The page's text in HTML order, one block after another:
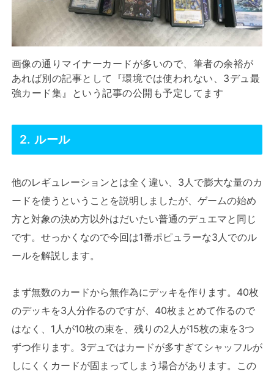
画像の通りマイナーカードが多いので、筆者の余裕が
あれば別の記事として『環境では使われない、3デュ最
強カード集』という記事の公開も予定してます
2. ルール
他のレギュレーションとは全く違い、3人で膨大な量のカ
ードを使うということを説明しましたが、ゲームの始め
方と対象の決め方以外はだいたい普通のデュエマと同じ
です。せっかくなので今回は1番ポピュラーな3人でのル
ールを解説します。
まず無数のカードから無作為にデッキを作ります。40枚
のデッキを3人分作るのですが、40枚まとめて作るので
はなく、1人が10枚の束を、残りの2人が15枚の束を3つ
ずつ作ります。3デュではカードが多すぎてシャッフルが
しにくくカードが固まってしまう場合があります。この